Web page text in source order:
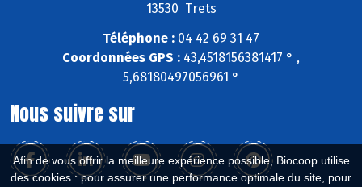
Afin de vous offrir la meilleure expérience possible, Biocoop utilise
des cookies : pour assurer une performance optimale du site, pour
13530 Trets
Téléphone : 04 42 69 31 47
Coordonnées GPS : 43,4518156381417 ° ,
5,68180497056961 °
Nous suivre sur